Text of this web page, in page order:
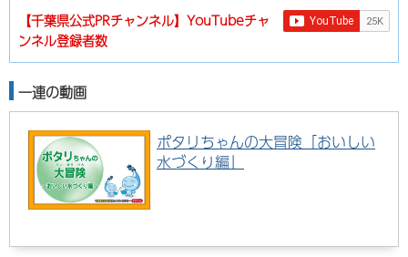
【千葉県公式PRチャンネル】YouTubeチャ
ンネル登録者数
一連の動画
ポタリちゃんの大冒険「おいしい
水づくり編」